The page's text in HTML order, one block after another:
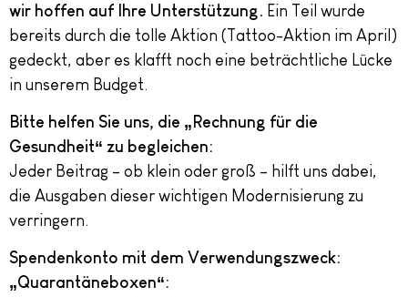
wir hoffen auf Ihre Unterstützung. Ein Teil wurde
bereits durch die tolle Aktion (Tattoo-Aktion im April)
gedeckt, aber es klafft noch eine beträchtliche Lücke
in unserem Budget.
Bitte helfen Sie uns, die „Rechnung für die
Gesundheit“ zu begleichen:
Jeder Beitrag – ob klein oder groß – hilft uns dabei,
die Ausgaben dieser wichtigen Modernisierung zu
verringern.
Spendenkonto mit dem Verwendungszweck:
„Quarantäneboxen“: